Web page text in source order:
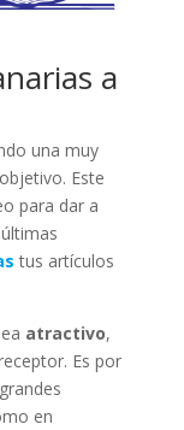
a
una muy
Este
para dar a
tus artículos
atractivo,
Es por
en